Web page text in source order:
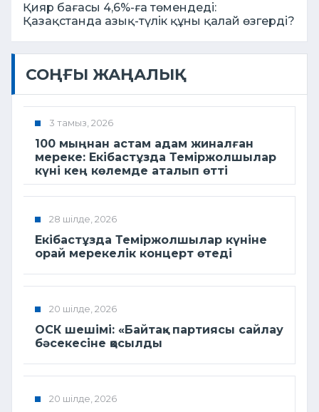
Қияр бағасы 4,6%-ға төмендеді:
Қазақстанда азық-түлік құны қалай өзгерді?
СОҢҒЫ ЖАҢАЛЫҚ
3 тамыз, 2026
100 мыңнан астам адам жиналған
мереке: Екібастұзда Теміржолшылар
күні кең көлемде аталып өтті
28 шілде, 2026
Екібастұзда Теміржолшылар күніне
орай мерекелік концерт өтеді
20 шілде, 2026
ОСК шешімі: «Байтақ» партиясы сайлау
бәсекесіне қосылды
20 шілде, 2026